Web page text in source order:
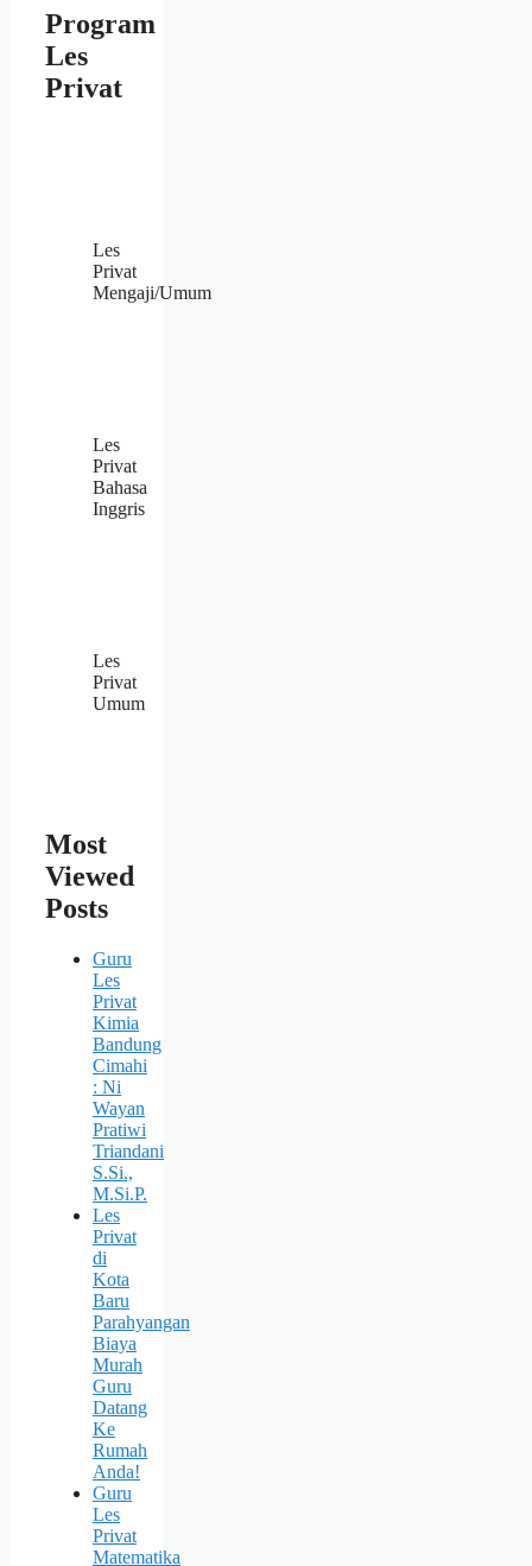
Program
Les
Privat
Les
Privat
Mengaji/Umum
Les
Privat
Bahasa
Inggris
Les
Privat
Umum
Most
Viewed
Posts
Guru
Les
Privat
Kimia
Bandung
Cimahi
: Ni
Wayan
Pratiwi
Triandani
S.Si.,
M.Si.P.
Les
Privat
di
Kota
Baru
Parahyangan
Biaya
Murah
Guru
Datang
Ke
Rumah
Anda!
Guru
Les
Privat
Matematika